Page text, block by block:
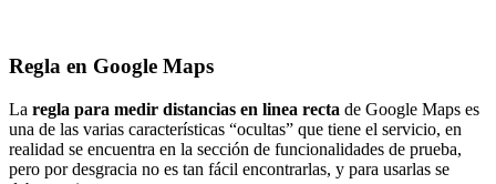
Regla en Google Maps
La regla para medir distancias en linea recta de Google Maps es
una de las varias características “ocultas” que tiene el servicio, en
realidad se encuentra en la sección de funcionalidades de prueba,
pero por desgracia no es tan fácil encontrarlas, y para usarlas se